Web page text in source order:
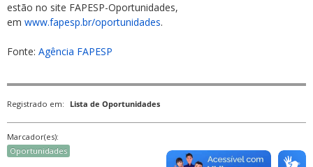
estão no site FAPESP-Oportunidades,
em www.fapesp.br/oportunidades.
Fonte: Agência FAPESP
Registrado em: Lista de Oportunidades
Marcador(es):
Oportunidades